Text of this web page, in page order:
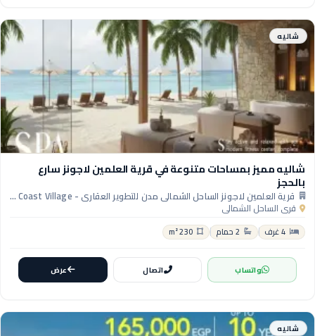
شاليه
شاليه مميز بمساحات متنوعة في قرية العلمين لاجونز سارع
بالحجز
قرية العلمين لاجونز الساحل الشمالي مدن للتطوير العقاري - Al Alamein Lagoons North Coast Village
قرى الساحل الشمالي
4 غرف 2 حمام 230 m²
واتساب اتصال عرض
شاليه